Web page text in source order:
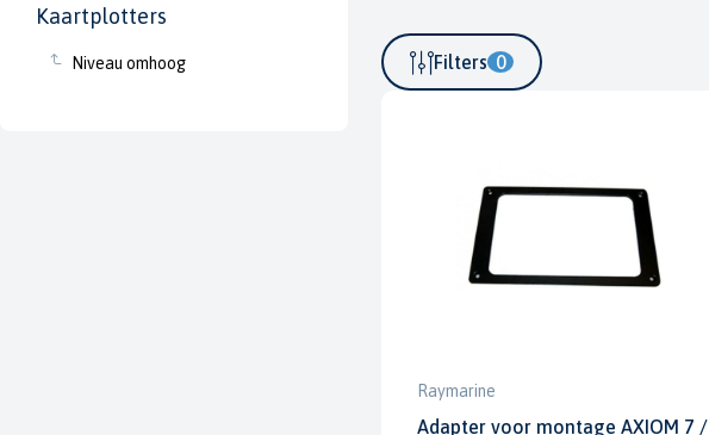
Outlet
Kaartplotters
Niveau omhoog Filters 0
Raymarine
Adapter voor montage AXIOM 7 /